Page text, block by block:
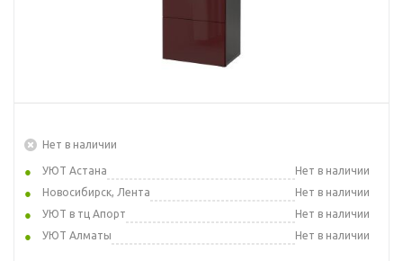
Нет в наличии
УЮТ Астана
Нет в наличии
Новосибирск, Лента
Нет в наличии
УЮТ в тц Апорт
Нет в наличии
УЮТ Алматы
Нет в наличии